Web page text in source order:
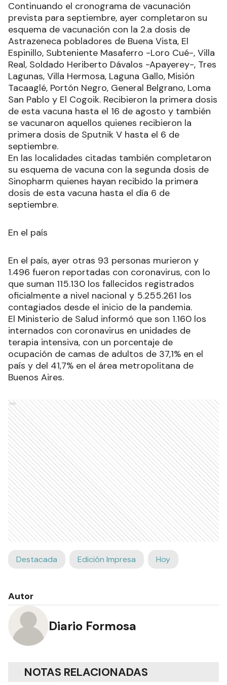
Continuando el cronograma de vacunación
prevista para septiembre, ayer completaron su
esquema de vacunación con la 2.a dosis de
Astrazeneca pobladores de Buena Vista, El
Espinillo, Subteniente Masaferro -Loro Cué-, Villa
Real, Soldado Heriberto Dávalos -Apayerey-, Tres
Lagunas, Villa Hermosa, Laguna Gallo, Misión
Tacaaglé, Portón Negro, General Belgrano, Loma
San Pablo y El Cogoik. Recibieron la primera dosis
de esta vacuna hasta el 16 de agosto y también
se vacunaron aquellos quienes recibieron la
primera dosis de Sputnik V hasta el 6 de
septiembre.
En las localidades citadas también completaron
su esquema de vacuna con la segunda dosis de
Sinopharm quienes hayan recibido la primera
dosis de esta vacuna hasta el día 6 de
septiembre.
En el país
En el país, ayer otras 93 personas murieron y
1.496 fueron reportadas con coronavirus, con lo
que suman 115.130 los fallecidos registrados
oficialmente a nivel nacional y 5.255.261 los
contagiados desde el inicio de la pandemia.
El Ministerio de Salud informó que son 1.160 los
internados con coronavirus en unidades de
terapia intensiva, con un porcentaje de
ocupación de camas de adultos de 37,1% en el
país y del 41,7% en el área metropolitana de
Buenos Aires.
Ads
Destacada Edición Impresa Hoy
Autor
Diario Formosa
NOTAS RELACIONADAS